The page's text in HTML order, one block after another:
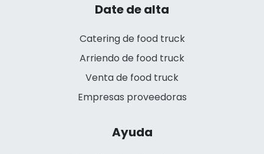
Date de alta
Catering de food truck
Arriendo de food truck
Venta de food truck
Empresas proveedoras
Ayuda